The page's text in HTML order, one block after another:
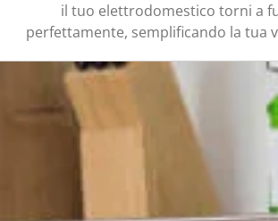
il tuo elettrodomestico torni a
perfettamente, semplificando la tua